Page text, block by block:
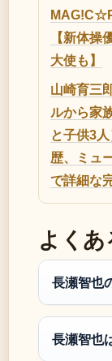
【新体操
大使も】
山崎育三
ルから家
と子供3
歴、ミュ
で詳細な
よく
長瀬智也
長瀬智也